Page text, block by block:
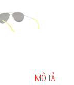
MÔ TẢ